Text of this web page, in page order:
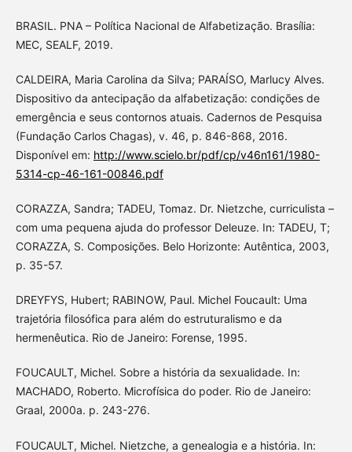
BRASIL. PNA – Política Nacional de Alfabetização. Brasília:
MEC, SEALF, 2019.
CALDEIRA, Maria Carolina da Silva; PARAÍSO, Marlucy Alves.
Dispositivo da antecipação da alfabetização: condições de
emergência e seus contornos atuais. Cadernos de Pesquisa
(Fundação Carlos Chagas), v. 46, p. 846-868, 2016.
Disponível em: http://www.scielo.br/pdf/cp/v46n161/1980-
5314-cp-46-161-00846.pdf
CORAZZA, Sandra; TADEU, Tomaz. Dr. Nietzche, curriculista –
com uma pequena ajuda do professor Deleuze. In: TADEU, T;
CORAZZA, S. Composições. Belo Horizonte: Autêntica, 2003,
p. 35-57.
DREYFYS, Hubert; RABINOW, Paul. Michel Foucault: Uma
trajetória filosófica para além do estruturalismo e da
hermenêutica. Rio de Janeiro: Forense, 1995.
FOUCAULT, Michel. Sobre a história da sexualidade. In:
MACHADO, Roberto. Microfísica do poder. Rio de Janeiro:
Graal, 2000a. p. 243-276.
FOUCAULT, Michel. Nietzche, a genealogia e a história. In: